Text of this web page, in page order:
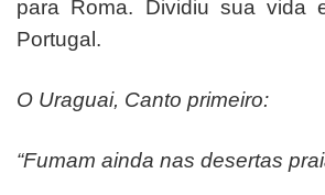
para Roma. Dividiu sua vida
Portugal.
O Uraguai, Canto primeiro:
“Fumam ainda nas desertas